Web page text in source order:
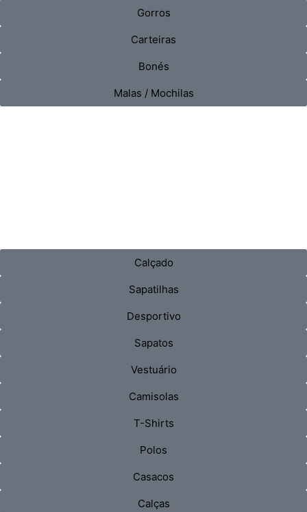
Gorros
Carteiras
Bonés
Malas / Mochilas
Calçado
Sapatilhas
Desportivo
Sapatos
Vestuário
Camisolas
T-Shirts
Polos
Casacos
Calças